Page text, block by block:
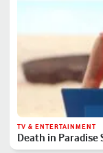
TV & ENTERTAINMENT
Death in